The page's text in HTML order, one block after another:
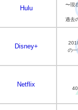
Hulu
〜現
過去
Disney+
の
Netflix